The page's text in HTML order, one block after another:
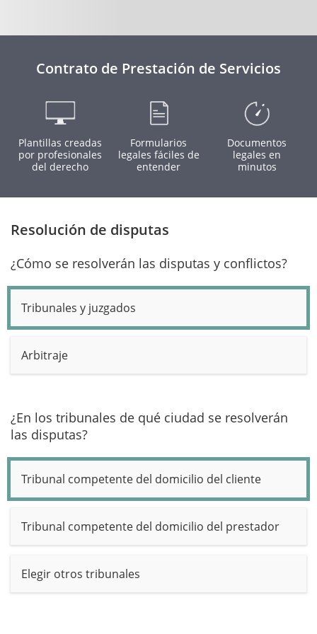
Contrato de Prestación de Servicios
Plantillas creadas
por profesionales
del derecho
Formularios
legales fáciles de
entender
Documentos
legales en
minutos
Resolución de disputas
¿Cómo se resolverán las disputas y conflictos?
Tribunales y juzgados
Arbitraje
¿En los tribunales de qué ciudad se resolverán
las disputas?
Tribunal competente del domicilio del cliente
Tribunal competente del domicilio del prestador
Elegir otros tribunales